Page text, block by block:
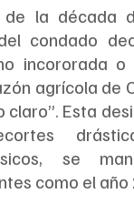
condado
incororada o
agrícola de
claro”. Esta
se
como el año